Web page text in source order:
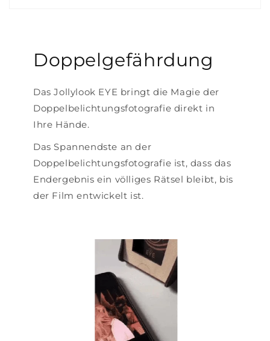
Doppelgefährdung
Das Jollylook EYE bringt die Magie der
Doppelbelichtungsfotografie direkt in
Ihre Hände.
Das Spannendste an der
Doppelbelichtungsfotografie ist, dass das
Endergebnis ein völliges Rätsel bleibt, bis
der Film entwickelt ist.